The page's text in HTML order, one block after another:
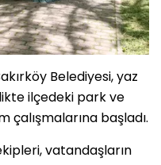
Belediyesi, yaz
ilçedeki park ve
çalışmalarına başladı.
vatandaşların